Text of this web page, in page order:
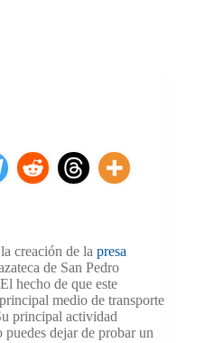
creación de la presa
de San Pedro
hecho de que este
medio de transporte
principal actividad
dejar de probar un